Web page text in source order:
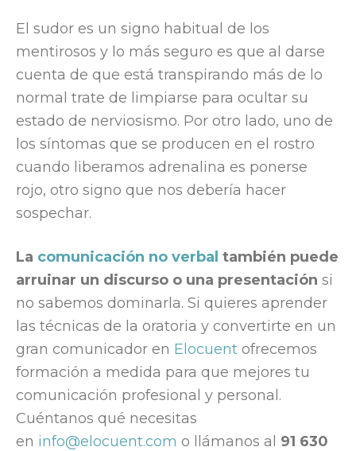
El sudor es un signo habitual de los
mentirosos y lo más seguro es que al darse
cuenta de que está transpirando más de lo
normal trate de limpiarse para ocultar su
estado de nerviosismo. Por otro lado, uno de
los síntomas que se producen en el rostro
cuando liberamos adrenalina es ponerse
rojo, otro signo que nos debería hacer
sospechar.
La comunicación no verbal también puede
arruinar un discurso o una presentación si
no sabemos dominarla. Si quieres aprender
las técnicas de la oratoria y convertirte en un
gran comunicador en Elocuent ofrecemos
formación a medida para que mejores tu
comunicación profesional y personal.
Cuéntanos qué necesitas
en info@elocuent.com o llámanos al 91 630